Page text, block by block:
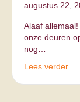
augustus 22,
Alaaf
onze deuren
nog…
Lees verder...